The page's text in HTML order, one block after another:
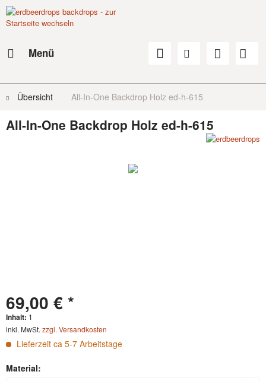
Menü
Übersicht All-In-One Backdrop Holz ed-h-615
All-In-One Backdrop Holz ed-h-615
69,00 € *
Inhalt: 1
inkl. MwSt. zzgl. Versandkosten
Lieferzeit ca 5-7 Arbeitstage
Material: